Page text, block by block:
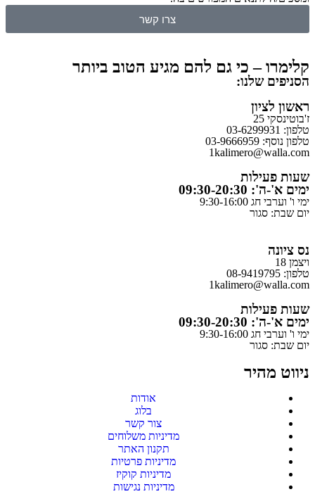
צרו קשר
קלימרו – כי גם להם מגיע הטוב ביותר
הסניפים שלנו:
ראשון לציון
ז'בוטינסקי 25
טלפון: 03-6299931
טלפון נוסף: 03-9666959
1kalimero@walla.com
שעות פעילות
ימים א'-ה': 09:30-20:30
ימי ו' וערבי חג 9:30-16:00
יום שבת: סגור
נס ציונה
ויצמן 18
טלפון: 08-9419795
1kalimero@walla.com
שעות פעילות
ימים א'-ה': 09:30-20:30
ימי ו' וערבי חג 9:30-16:00
יום שבת: סגור
ניווט מהיר
אודות
בלוג
צור קשר
מדיניות משלוחים
תקנון האתר
מדיניות פרטיות
מדיניות קוקיז
מדיניות נגישות